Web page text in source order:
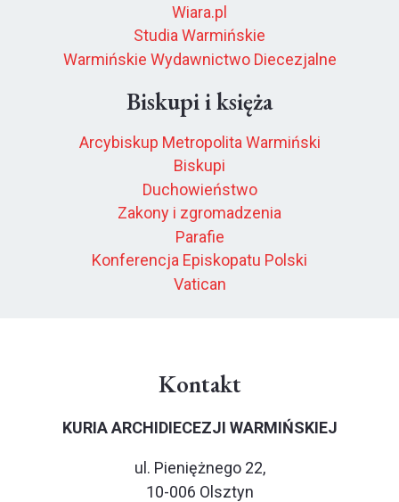
Wiara.pl
Studia Warmińskie
Warmińskie Wydawnictwo Diecezjalne
Biskupi i księża
Arcybiskup Metropolita Warmiński
Biskupi
Duchowieństwo
Zakony i zgromadzenia
Parafie
Konferencja Episkopatu Polski
Vatican
Kontakt
KURIA ARCHIDIECEZJI WARMIŃSKIEJ
ul. Pieniężnego 22,
10-006 Olsztyn